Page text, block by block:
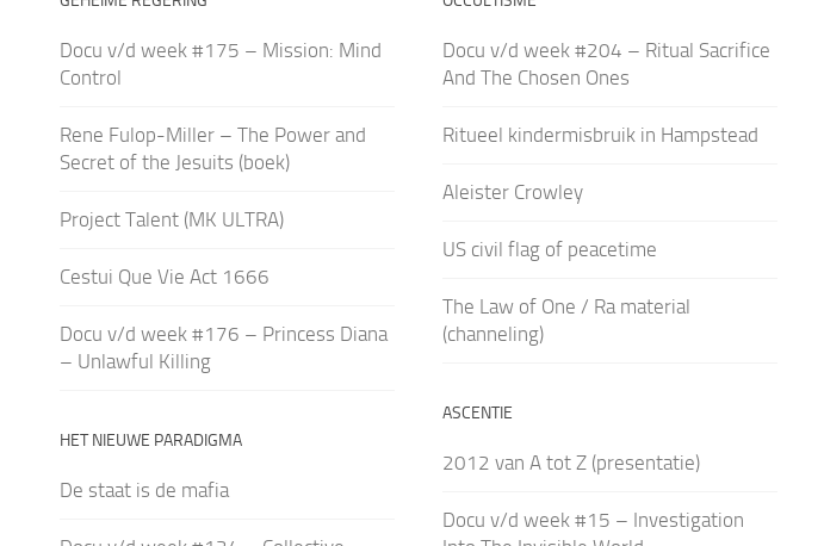
Docu v/d week #175 – Mission: Mind
Control
Rene Fulop-Miller – The Power and
Secret of the Jesuits (boek)
Project Talent (MK ULTRA)
Cestui Que Vie Act 1666
Docu v/d week #176 – Princess Diana
– Unlawful Killing
HET NIEUWE PARADIGMA
De staat is de mafia
Docu v/d week #204 – Ritual Sacrifice
And The Chosen Ones
Ritueel kindermisbruik in Hampstead
Aleister Crowley
US civil flag of peacetime
The Law of One / Ra material
(channeling)
ASCENTIE
2012 van A tot Z (presentatie)
Docu v/d week #15 – Investigation